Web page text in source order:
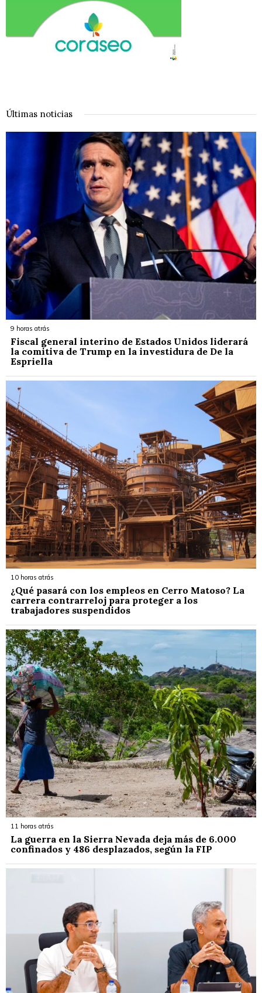
Últimas noticias
9 horas atrás
Fiscal general interino de Estados Unidos liderará
la comitiva de Trump en la investidura de De la
Espriella
10 horas atrás
¿Qué pasará con los empleos en Cerro Matoso? La
carrera contrarreloj para proteger a los
trabajadores suspendidos
11 horas atrás
La guerra en la Sierra Nevada deja más de 6.000
confinados y 486 desplazados, según la FIP